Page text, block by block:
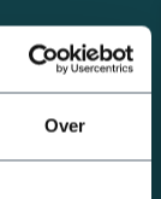
Over